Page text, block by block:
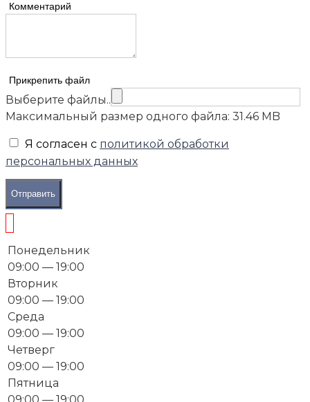
Комментарий
Прикрепить файл
Выберите файлы..
Максимальный размер одного файла: 31.46 MB
Я согласен с политикой обработки
персональных данных
Отправить
Понедельник
09:00 — 19:00
Вторник
09:00 — 19:00
Среда
09:00 — 19:00
Четверг
09:00 — 19:00
Пятница